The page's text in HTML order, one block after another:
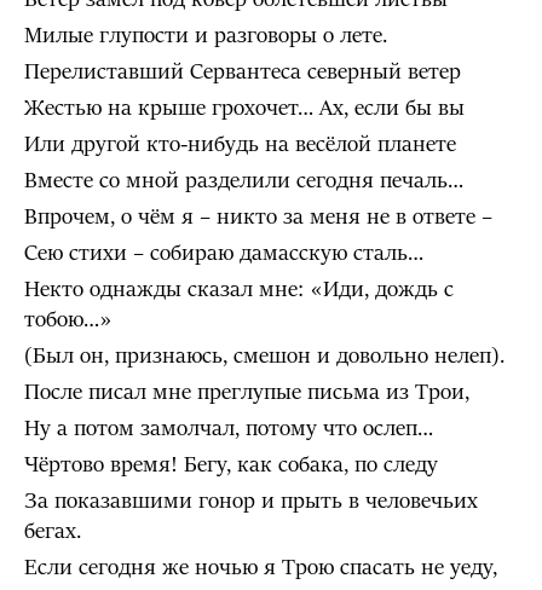
Милые глупости и разговоры о лете.
Перелиставший Сервантеса северный ветер
Жестью на крыше грохочет… Ах, если бы вы
Или другой кто-нибудь на весёлой планете
Вместе со мной разделили сегодня печаль…
Впрочем, о чём я – никто за меня не в ответе –
Сею стихи – собираю дамасскую сталь…
Некто однажды сказал мне: «Иди, дождь с
тобою…»
(Был он, признаюсь, смешон и довольно нелеп).
После писал мне преглупые письма из Трои,
Ну а потом замолчал, потому что ослеп…
Чёртово время! Бегу, как собака, по следу
За показавшими гонор и прыть в человечьих
бегах.
Если сегодня же ночью я Трою спасать не уеду,